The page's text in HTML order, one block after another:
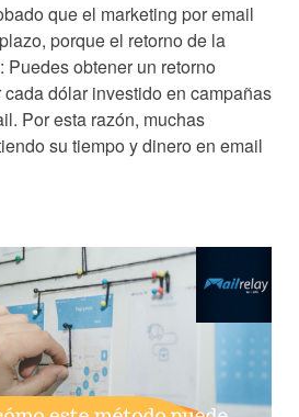
que el marketing por email
porque el retorno de la
Puedes obtener un retorno
dólar investido en campañas
Por esta razón, muchas
su tiempo y dinero en email